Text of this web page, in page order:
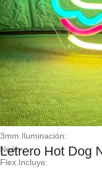
|
L:
65×60
cms.Base:
Respaldo
de
lamina
acrílica
transparente
de
3mm.Iluminación:
Neón
Flex.Incluye:
Letrero Hot Dog